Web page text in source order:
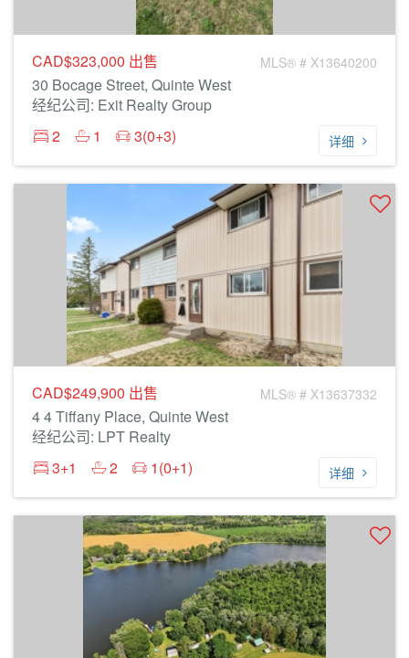
CAD$323,000 出售 MLS® # X13640200
30 Bocage Street, Quinte West
经纪公司: Exit Realty Group
2
1 3(0+3) 详细
CAD$249,900 出售 MLS® # X13637332
4 4 Tiffany Place, Quinte West
经纪公司: LPT Realty
3+1
2 1(0+1) 详细